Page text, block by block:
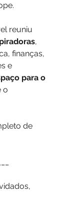
reuniu
,
finanças,
e
para o
o
de